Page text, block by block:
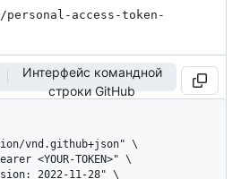
/personal-access-token-
Интерфейс командной
строки GitHub